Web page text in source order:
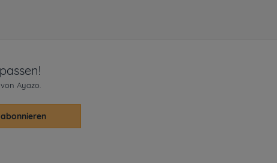
Ayazo.